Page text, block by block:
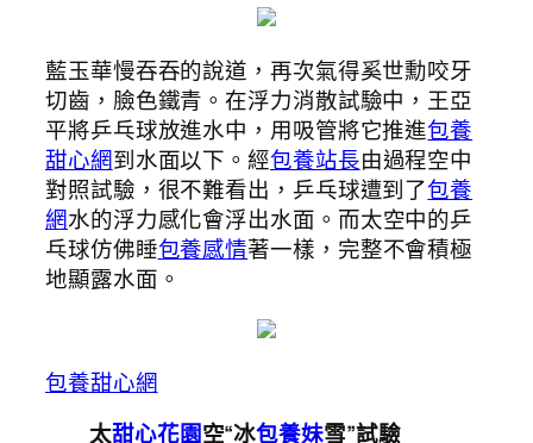
藍玉華慢吞吞的說道，再次氣得奚世勳咬牙
切齒，臉色鐵青。在浮力消散試驗中，王亞
平將乒乓球放進水中，用吸管將它推進包養
甜心網到水面以下。經包養站長由過程空中
對照試驗，很不難看出，乒乓球遭到了包養
網水的浮力感化會浮出水面。而太空中的乒
乓球仿佛睡包養感情著一樣，完整不會積極
地顯露水面。
包養甜心網
太甜心花園空“冰包養妹雪”試驗